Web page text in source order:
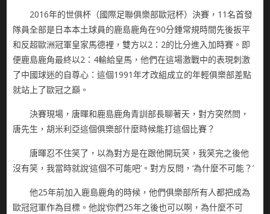
2016年的世俱杯（國際足聯俱樂部歐冠杯）決賽，11名首發
隊員全部是日本本土球員的鹿島鹿角在90分鍾常規時間先後扳平
和反超歐洲冠軍皇家馬德裡，雙方以2：2的比分進入加時賽。即
便鹿島鹿角最終以2：4輸給皇馬，他們在這場激戰中的表現刺激
了中國球迷的自尊心：這個1991年才改組成立的年輕俱樂部差點
就站上了歐冠之巔。
決賽現場，唐暉和鹿島鹿角青訓部長聊著天，對方突然問，
唐先生，胡米利亞這個俱樂部什麼時候能打這個比賽？
唐暉忍不住笑了，以為對方是在跟他開玩笑，我笑完之後他
沒有笑，我當時就說‘這個不可能吧’。對方反問，‘為什麼不可能？’
他25年前加入鹿島鹿角的時候，他們俱樂部所有人都把成為
歐冠冠軍作為目標。他說‘你們25年之後也可以啊，為什麼不可